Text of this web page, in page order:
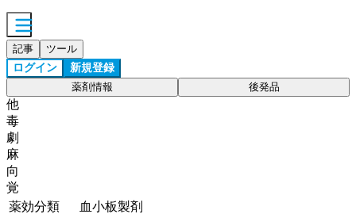
記事 ツール
ログイン 新規登録
薬剤情報 後発品
他
毒
劇
麻
向
覚
薬効分類
血小板製剤